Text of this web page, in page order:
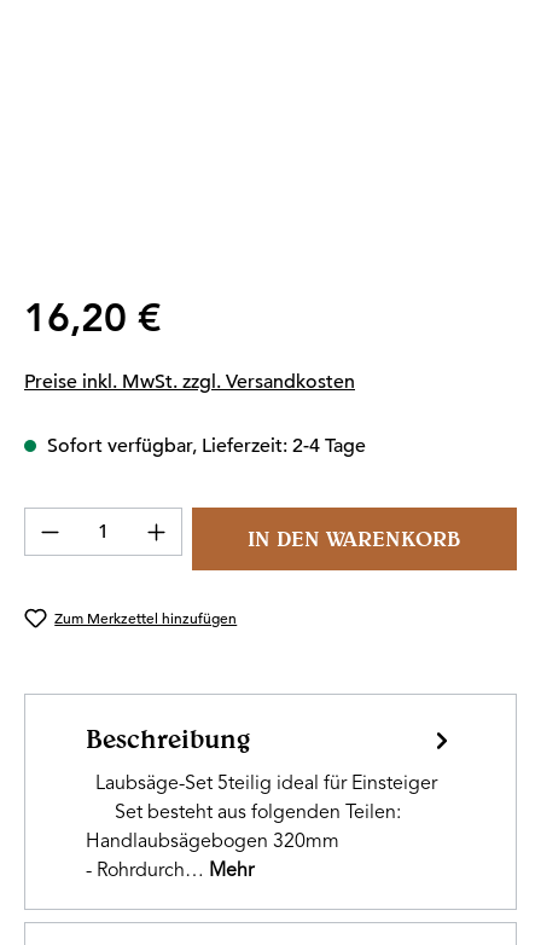
Regulärer Preis:
16,20 €
Preise inkl. MwSt. zzgl. Versandkosten
Sofort verfügbar, Lieferzeit: 2-4 Tage
Produkt Anzahl: Gib den gewünschten
IN DEN WARENKORB
Zum Merkzettel hinzufügen
Beschreibung
Laubsäge-Set 5teilig ideal für Einsteiger
Set besteht aus folgenden Teilen:
Handlaubsägebogen 320mm
- Rohrdurch… Mehr